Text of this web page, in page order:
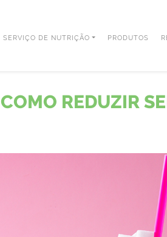
SERVIÇO DE NUTRIÇÃO PRODUTOS
REDUZIR